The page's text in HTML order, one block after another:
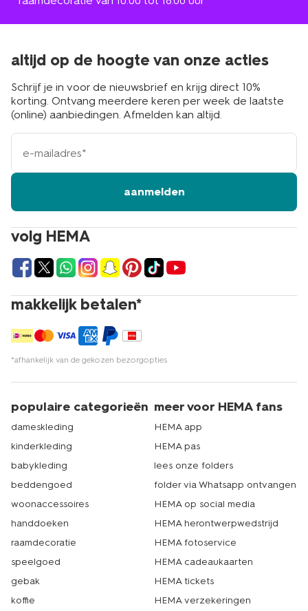
volg HEMA
makkelijk betalen*
*afhankelijk van de gekozen bezorgopties
altijd op de hoogte van onze acties
Schrijf je in voor de nieuwsbrief en krijg direct 10%
korting. Ontvang meerdere keren per week de laatste
(online) aanbiedingen. Afmelden kan altijd.
e-
mailadres
aanmelden
populaire categorieën
dameskleding
kinderkleding
babykleding
beddengoed
woonaccessoires
handdoeken
raamdecoratie
speelgoed
gebak
koffie
meer voor HEMA fans
HEMA app
HEMA pas
lees onze folders
folder via Whatsapp ontvangen
HEMA op social media
HEMA herontwerpwedstrijd
HEMA fotoservice
HEMA cadeaukaarten
HEMA tickets
HEMA verzekeringen